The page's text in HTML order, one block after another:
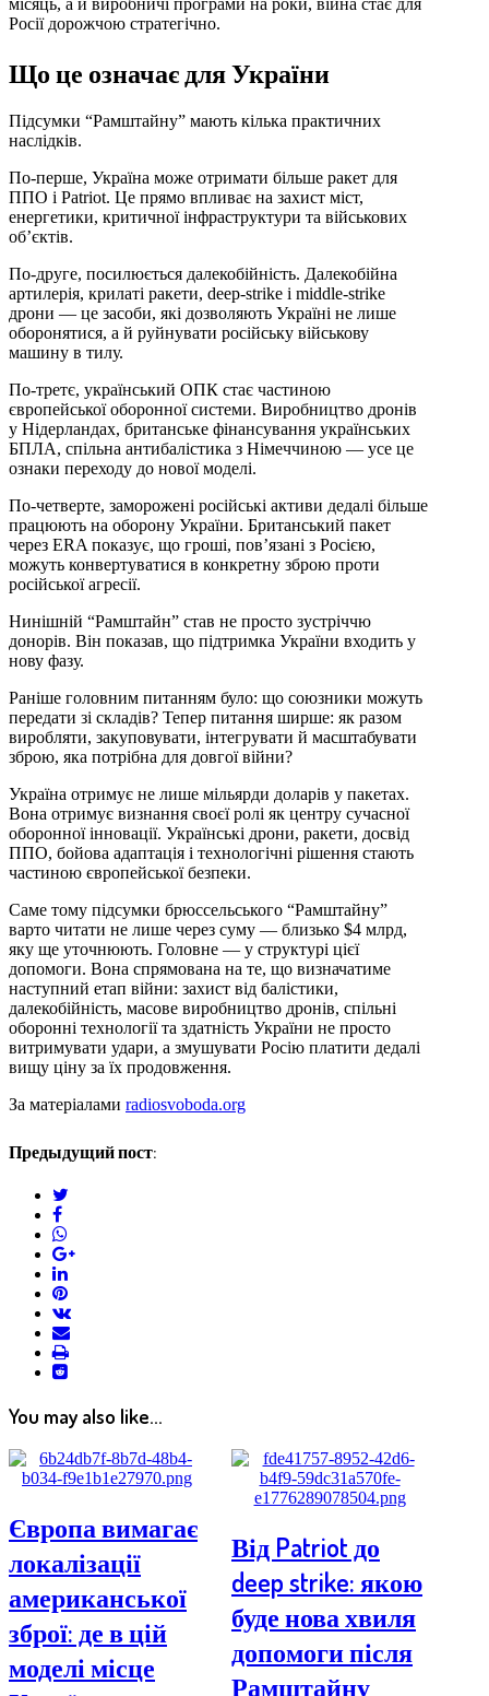
місяць, а й виробничі програми на роки, війна стає для
Росії дорожчою стратегічно.
Що це означає для України
Підсумки “Рамштайну” мають кілька практичних
наслідків.
По-перше, Україна може отримати більше ракет для
ППО і Patriot. Це прямо впливає на захист міст,
енергетики, критичної інфраструктури та військових
об’єктів.
По-друге, посилюється далекобійність. Далекобійна
артилерія, крилаті ракети, deep-strike і middle-strike
дрони — це засоби, які дозволяють Україні не лише
оборонятися, а й руйнувати російську військову
машину в тилу.
По-третє, український ОПК стає частиною
європейської оборонної системи. Виробництво дронів
у Нідерландах, британське фінансування українських
БПЛА, спільна антибалістика з Німеччиною — усе це
ознаки переходу до нової моделі.
По-четверте, заморожені російські активи дедалі більше
працюють на оборону України. Британський пакет
через ERA показує, що гроші, пов’язані з Росією,
можуть конвертуватися в конкретну зброю проти
російської агресії.
Нинішній “Рамштайн” став не просто зустріччю
донорів. Він показав, що підтримка України входить у
нову фазу.
Раніше головним питанням було: що союзники можуть
передати зі складів? Тепер питання ширше: як разом
виробляти, закуповувати, інтегрувати й масштабувати
зброю, яка потрібна для довгої війни?
Україна отримує не лише мільярди доларів у пакетах.
Вона отримує визнання своєї ролі як центру сучасної
оборонної інновації. Українські дрони, ракети, досвід
ППО, бойова адаптація і технологічні рішення стають
частиною європейської безпеки.
Саме тому підсумки брюссельського “Рамштайну”
варто читати не лише через суму — близько $4 млрд,
яку ще уточнюють. Головне — у структурі цієї
допомоги. Вона спрямована на те, що визначатиме
наступний етап війни: захист від балістики,
далекобійність, масове виробництво дронів, спільні
оборонні технології та здатність України не просто
витримувати удари, а змушувати Росію платити дедалі
вищу ціну за їх продовження.
За матеріалами radiosvoboda.org
Предыдущий пост:
facebook
google+
linkedin
pinterest
vkontakte
email
print
reddit
reddit
You may also like...
Європа вимагає
локалізації
американської
зброї: де в цій
моделі місце
Від Patriot до
deep strike: якою
буде нова хвиля
допомоги після
Рамштайну